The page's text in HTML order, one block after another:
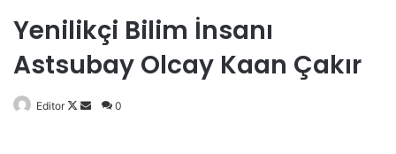
Yenilikçi Bilim İnsanı
Astsubay Olcay Kaan Çakır
Editor
Follow
Bir
0